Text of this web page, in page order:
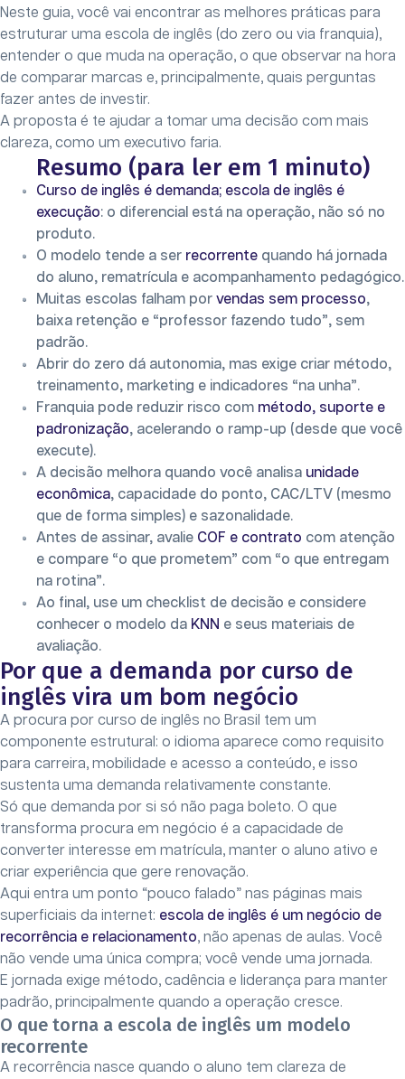
Neste guia, você vai encontrar as melhores práticas para
estruturar uma escola de inglês (do zero ou via franquia),
entender o que muda na operação, o que observar na hora
de comparar marcas e, principalmente, quais perguntas
fazer antes de investir.
A proposta é te ajudar a tomar uma decisão com mais
clareza, como um executivo faria.
Resumo (para ler em 1 minuto)
Curso de inglês é demanda; escola de inglês é
execução: o diferencial está na operação, não só no
produto.
O modelo tende a ser recorrente quando há jornada
do aluno, rematrícula e acompanhamento pedagógico.
Muitas escolas falham por vendas sem processo,
baixa retenção e “professor fazendo tudo”, sem
padrão.
Abrir do zero dá autonomia, mas exige criar método,
treinamento, marketing e indicadores “na unha”.
Franquia pode reduzir risco com método, suporte e
padronização, acelerando o ramp-up (desde que você
execute).
A decisão melhora quando você analisa unidade
econômica, capacidade do ponto, CAC/LTV (mesmo
que de forma simples) e sazonalidade.
Antes de assinar, avalie COF e contrato com atenção
e compare “o que prometem” com “o que entregam
na rotina”.
Ao final, use um checklist de decisão e considere
conhecer o modelo da KNN e seus materiais de
avaliação.
Por que a demanda por curso de
inglês vira um bom negócio
A procura por curso de inglês no Brasil tem um
componente estrutural: o idioma aparece como requisito
para carreira, mobilidade e acesso a conteúdo, e isso
sustenta uma demanda relativamente constante.
Só que demanda por si só não paga boleto. O que
transforma procura em negócio é a capacidade de
converter interesse em matrícula, manter o aluno ativo e
criar experiência que gere renovação.
Aqui entra um ponto “pouco falado” nas páginas mais
superficiais da internet: escola de inglês é um negócio de
recorrência e relacionamento, não apenas de aulas. Você
não vende uma única compra; você vende uma jornada.
E jornada exige método, cadência e liderança para manter
padrão, principalmente quando a operação cresce.
O que torna a escola de inglês um modelo
recorrente
A recorrência nasce quando o aluno tem clareza de